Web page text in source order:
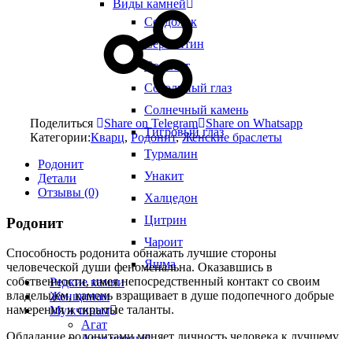
Виды камней
Сердолик
Серпентин
Содалит
Соколиный глаз
Солнечный камень
Тигровый глаз
Турмалин
Унакит
Халцедон
Цитрин
Чароит
Яшма
Редкие камни
Женщинам
Мужчинам
Агат
Поделиться Share on Telegram
Share on Whatsapp
Категории:Кварц, Родонит,Женские браслеты
Родонит
Детали
Отзывы (0)
Родонит
Способность родонита обнажать лучшие стороны
человеческой души феноменальна. Оказавшись в
собственности, имея непосредственный контакт со своим
владельцем, камень взращивает в душе подопечного добрые
намерения и скрытые таланты.